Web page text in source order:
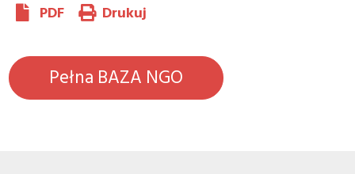
PDF Drukuj
Pełna BAZA NGO